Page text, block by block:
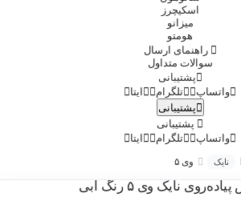
اسکیچرز
میزانو
هومتو
راهنمای ارسال
سوالات متداول
پشتیبانی
واتساپ
تلگرام
ایتا
پشتیبانی
پشتیبانی
واتساپ
تلگرام ایتا
نایک وی ۵